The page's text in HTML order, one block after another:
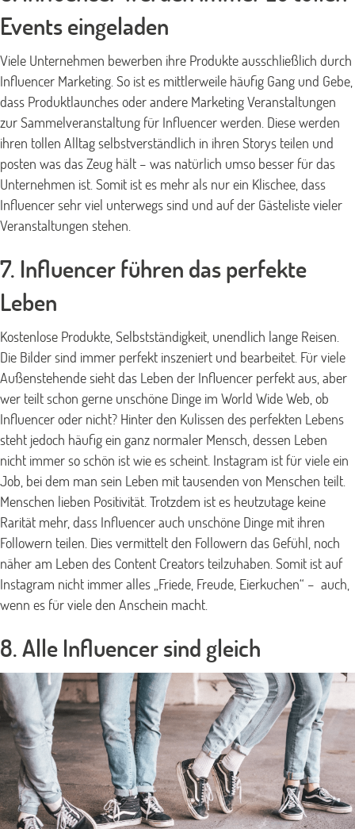
Events eingeladen
Viele Unternehmen bewerben ihre Produkte ausschließlich durch
Influencer Marketing. So ist es mittlerweile häufig Gang und Gebe,
dass Produktlaunches oder andere Marketing Veranstaltungen
zur Sammelveranstaltung für Influencer werden. Diese werden
ihren tollen Alltag selbstverständlich in ihren Storys teilen und
posten was das Zeug hält – was natürlich umso besser für das
Unternehmen ist. Somit ist es mehr als nur ein Klischee, dass
Influencer sehr viel unterwegs sind und auf der Gästeliste vieler
Veranstaltungen stehen.
7. Influencer führen das perfekte
Leben
Kostenlose Produkte, Selbstständigkeit, unendlich lange Reisen.
Die Bilder sind immer perfekt inszeniert und bearbeitet. Für viele
Außenstehende sieht das Leben der Influencer perfekt aus, aber
wer teilt schon gerne unschöne Dinge im World Wide Web, ob
Influencer oder nicht? Hinter den Kulissen des perfekten Lebens
steht jedoch häufig ein ganz normaler Mensch, dessen Leben
nicht immer so schön ist wie es scheint. Instagram ist für viele ein
Job, bei dem man sein Leben mit tausenden von Menschen teilt.
Menschen lieben Positivität. Trotzdem ist es heutzutage keine
Rarität mehr, dass Influencer auch unschöne Dinge mit ihren
Followern teilen. Dies vermittelt den Followern das Gefühl, noch
näher am Leben des Content Creators teilzuhaben. Somit ist auf
Instagram nicht immer alles „Friede, Freude, Eierkuchen“ – auch,
wenn es für viele den Anschein macht.
8. Alle Influencer sind gleich